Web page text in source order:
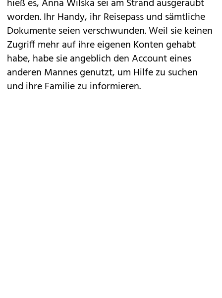
hieß es, Anna Wilska sei am Strand ausgeraubt
worden. Ihr Handy, ihr Reisepass und sämtliche
Dokumente seien verschwunden. Weil sie keinen
Zugriff mehr auf ihre eigenen Konten gehabt
habe, habe sie angeblich den Account eines
anderen Mannes genutzt, um Hilfe zu suchen
und ihre Familie zu informieren.